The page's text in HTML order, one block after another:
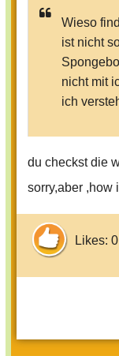
Wieso
ist nicht
nicht mit
ich
du checkst die
sorry,aber ,how
Likes: 0